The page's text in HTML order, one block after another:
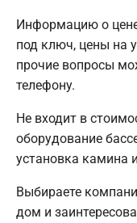
Информацию о
под ключ, цены на
прочие вопросы
телефону.
Не входит в
оборудование
установка камина
Выбираете
дом и